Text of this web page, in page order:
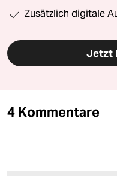
Zusätzlich digitale
Jetzt
4 Kommentare